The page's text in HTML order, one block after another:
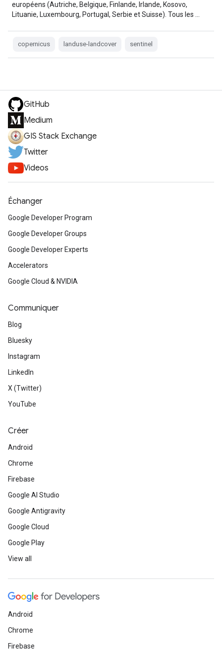
européens (Autriche, Belgique, Finlande, Irlande, Kosovo,
Lituanie, Luxembourg, Portugal, Serbie et Suisse). Tous les …
copernicus landuse-landcover sentinel
GitHub
Medium
GIS Stack Exchange
Twitter
Videos
Échanger
Google Developer Program
Google Developer Groups
Google Developer Experts
Accelerators
Google Cloud & NVIDIA
Communiquer
Blog
Bluesky
Instagram
LinkedIn
X (Twitter)
YouTube
Créer
Android
Chrome
Firebase
Google AI Studio
Google Antigravity
Google Cloud
Google Play
View all
Android
Chrome
Firebase